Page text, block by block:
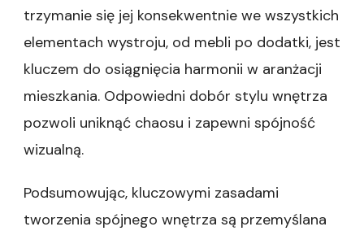
trzymanie się jej konsekwentnie we wszystkich
elementach wystroju, od mebli po dodatki, jest
kluczem do osiągnięcia harmonii w aranżacji
mieszkania. Odpowiedni dobór stylu wnętrza
pozwoli uniknąć chaosu i zapewni spójność
wizualną.
Podsumowując, kluczowymi zasadami
tworzenia spójnego wnętrza są przemyślana